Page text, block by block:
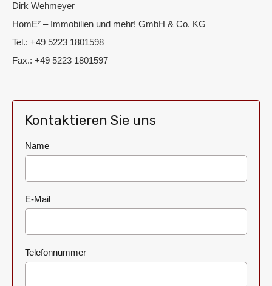
Dirk Wehmeyer
HomE² – Immobilien und mehr! GmbH & Co. KG
Tel.: +49 5223 1801598
Fax.: +49 5223 1801597
Kontaktieren Sie uns
Name
E-Mail
Telefonnummer